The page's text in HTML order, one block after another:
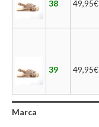
38 49,95€
39 49,95€
Marca